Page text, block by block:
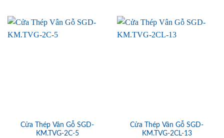
Cửa Thép Vân Gỗ SGD-
KM.TVG-2C-5
Cửa Thép Vân Gỗ SGD-
KM.TVG-2CL-13